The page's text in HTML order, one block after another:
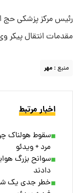
رئیس مرکز پزشکی حج
مقدمات انتقال پیکر
منبع : مهر
اخبار مرتبط
سقوط هولناک
مرد + ویدئو
سوانح بزرگ
دادند
خطر جدی یک